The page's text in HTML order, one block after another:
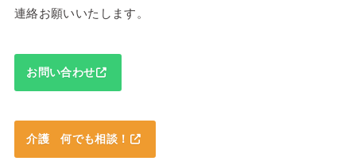
連絡お願いいたします。
お問い合わせ
介護 何でも相談！